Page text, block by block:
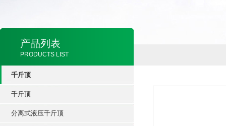
产品列表
PRODUCTS LIST
千斤顶
千斤顶
分离式液压千斤顶